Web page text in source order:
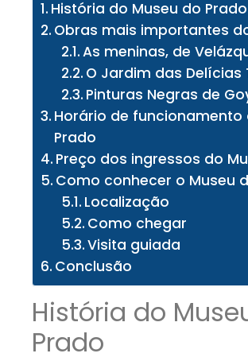
História do Museu do Prado
Obras mais importantes
As meninas, de
O Jardim das Delícias
Pinturas Negras de
Horário de funcionamento
Prado
Preço dos ingressos do
Como conhecer o Museu
Localização
Como chegar
Visita guiada
Conclusão
História do
Prado